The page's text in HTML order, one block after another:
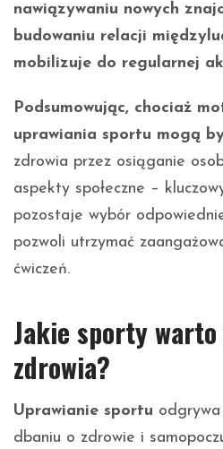
nawiązywaniu nowych
budowaniu relacji
mobilizuje do regularnej
Podsumowując, chociaż
uprawiania sportu mogą
zdrowia przez osiąganie
aspekty społeczne –
pozostaje wybór
pozwoli utrzymać
ćwiczeń.
Jakie sporty
zdrowia?
Uprawianie sportu
dbaniu o zdrowie i